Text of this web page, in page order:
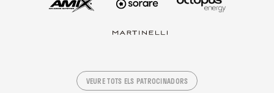
VEURE TOTS ELS PATROCINADORS